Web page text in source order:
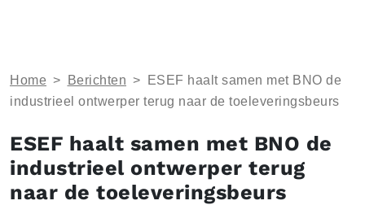
Home > Berichten >
ESEF haalt samen met BNO de
industrieel ontwerper terug naar de toeleveringsbeurs
ESEF haalt samen met BNO de
industrieel ontwerper terug
naar de toeleveringsbeurs